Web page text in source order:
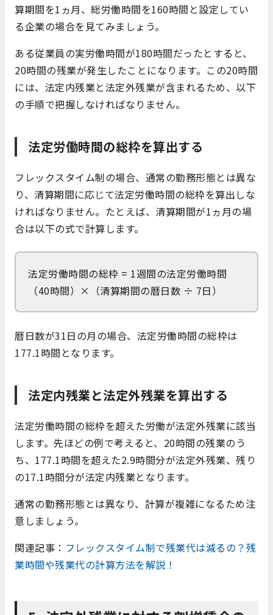
算期間を1ヵ月、総労働時間を160時間と設定してい
る企業の場合を見てみましょう。
ある従業員の実労働時間が180時間だったとすると、
20時間の残業が発生したことになります。この20時間
には、法定内残業と法定外残業が含まれるため、以下
の手順で把握しなければなりません。
法定労働時間の総枠を算出する
フレックスタイム制の場合、通常の勤務形態とは異な
り、清算期間に応じて法定労働時間の総枠を算出しな
ければなりません。たとえば、清算期間が1ヵ月の場
合は以下の式で計算します。
法定労働時間の総枠 = 1週間の法定労働時間
（40時間）×（清算期間の暦日数 ÷ 7日）
暦日数が31日の月の場合、法定労働時間の総枠は
177.1時間となります。
法定内残業と法定外残業を算出する
法定労働時間の総枠を超えた労働が法定外残業に該当
します。先ほどの例で考えると、20時間の残業のう
ち、177.1時間を超えた2.9時間分が法定外残業、残り
の17.1時間分が法定内残業となります。
通常の勤務形態とは異なり、計算が複雑になるため注
意しましょう。
関連記事： フレックスタイム制で残業代は減るの？残
業時間や残業代の計算方法を解説！